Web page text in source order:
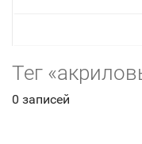
Тег
0 записей